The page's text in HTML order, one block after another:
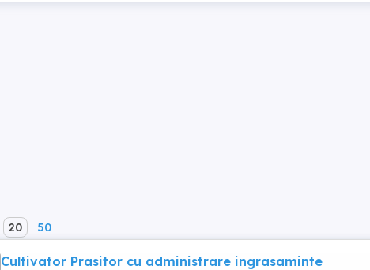
20 50
Cultivator Prasitor cu administrare ingrasaminte